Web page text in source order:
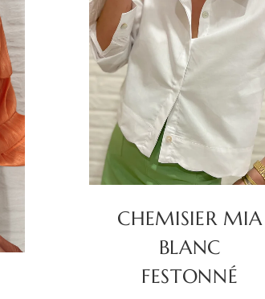
CHEMISIER MIA
BLANC
FESTONNÉ